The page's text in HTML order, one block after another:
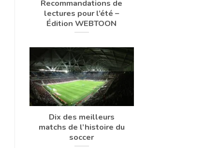
Recommandations de
lectures pour l’été –
Édition WEBTOON
Dix des meilleurs
matchs de l’histoire du
soccer